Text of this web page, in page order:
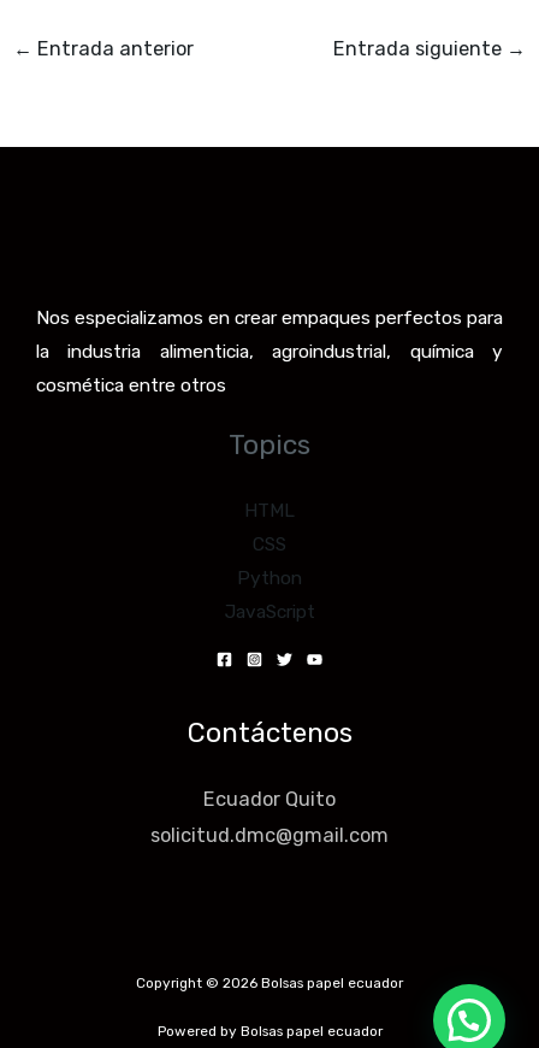
← Entrada anterior Entrada siguiente →
Nos especializamos en crear empaques perfectos para
la industria alimenticia, agroindustrial, química y
cosmética entre otros
Topics
HTML
CSS
Python
JavaScript
Contáctenos
Ecuador Quito
solicitud.dmc@gmail.com
Copyright © 2026 Bolsas papel ecuador
Powered by Bolsas papel ecuador